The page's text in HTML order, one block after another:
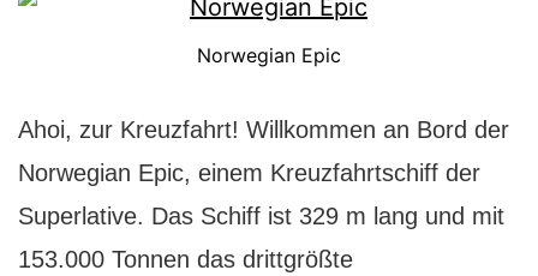
Norwegian Epic
Ahoi, zur Kreuzfahrt! Willkommen an Bord der
Norwegian Epic, einem Kreuzfahrtschiff der
Superlative. Das Schiff ist 329 m lang und mit
153.000 Tonnen das drittgrößte